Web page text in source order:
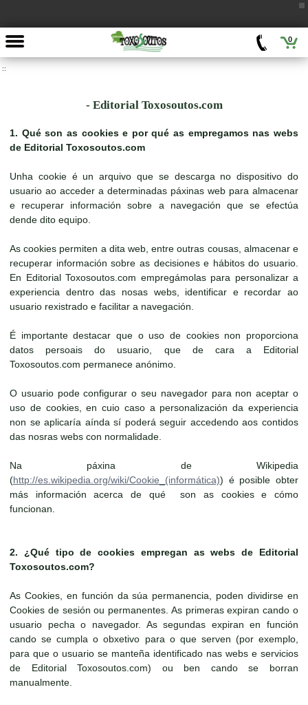
0
::
- Editorial Toxosoutos.com
1. Qué son as cookies e por qué as empregamos nas webs
de Editorial Toxosoutos.com
Unha cookie é un arquivo que se descarga no dispositivo do
usuario ao acceder a determinadas páxinas web para almacenar
e recuperar información sobre a navegación que se efectúa
dende dito equipo.
As cookies permiten a dita web, entre outras cousas, almacenar e
recuperar información sobre as decisiones e hábitos do usuario.
En Editorial Toxosoutos.com empregámolas para personalizar a
experiencia dentro das nosas webs, identificar e recordar ao
usuario rexistrado e facilitar a navegación.
É importante destacar que o uso de cookies non proporciona
datos persoais do usuario, que de cara a Editorial
Toxosoutos.com permanece anónimo.
O usuario pode configurar o seu navegador para non aceptar o
uso de cookies, en cuio caso a personalización da experiencia
non se aplicaría aínda sí poderá seguir accedendo aos contidos
das nosras webs con normalidade.
Na páxina de Wikipedia
(http://es.wikipedia.org/wiki/Cookie_(informática)) é posible obter
más información acerca de qué son as cookies e cómo
funcionan.
2. ¿Qué tipo de cookies empregan as webs de Editorial
Toxosoutos.com?
As Cookies, en función da súa permanencia, poden dividirse en
Cookies de sesión ou permanentes. As primeras expiran cando o
usuario pecha o navegador. As segundas expiran en función
cando se cumpla o obxetivo para o que serven (por exemplo,
para que o usuario se manteña identificado nas webs e servicios
de Editorial Toxosoutos.com) ou ben cando se borran
manualmente.